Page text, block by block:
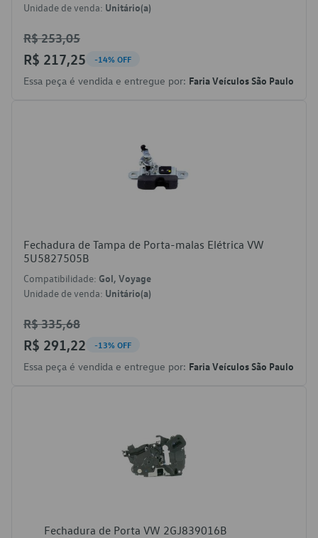
Unidade de venda: Unitário(a)
R$ 253,05
R$ 217,25 -14% OFF
Essa peça é vendida e entregue por: Faria Veículos São Paulo
Fechadura de Tampa de Porta-malas Elétrica VW
5U5827505B
Compatibilidade: Gol, Voyage
Unidade de venda: Unitário(a)
R$ 335,68
R$ 291,22 -13% OFF
Essa peça é vendida e entregue por: Faria Veículos São Paulo
Fechadura de Porta VW 2GJ839016B